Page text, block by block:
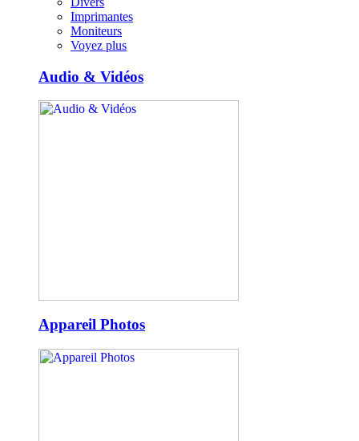
Imprimantes
Moniteurs
Voyez plus
Audio & Vidéos
Appareil Photos